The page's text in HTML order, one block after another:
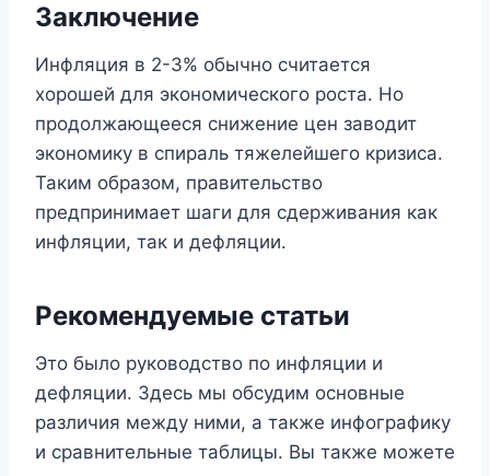
Заключение
Инфляция в 2-3% обычно считается
хорошей для экономического роста. Но
продолжающееся снижение цен заводит
экономику в спираль тяжелейшего кризиса.
Таким образом, правительство
предпринимает шаги для сдерживания как
инфляции, так и дефляции.
Рекомендуемые статьи
Это было руководство по инфляции и
дефляции. Здесь мы обсудим основные
различия между ними, а также инфографику
и сравнительные таблицы. Вы также можете